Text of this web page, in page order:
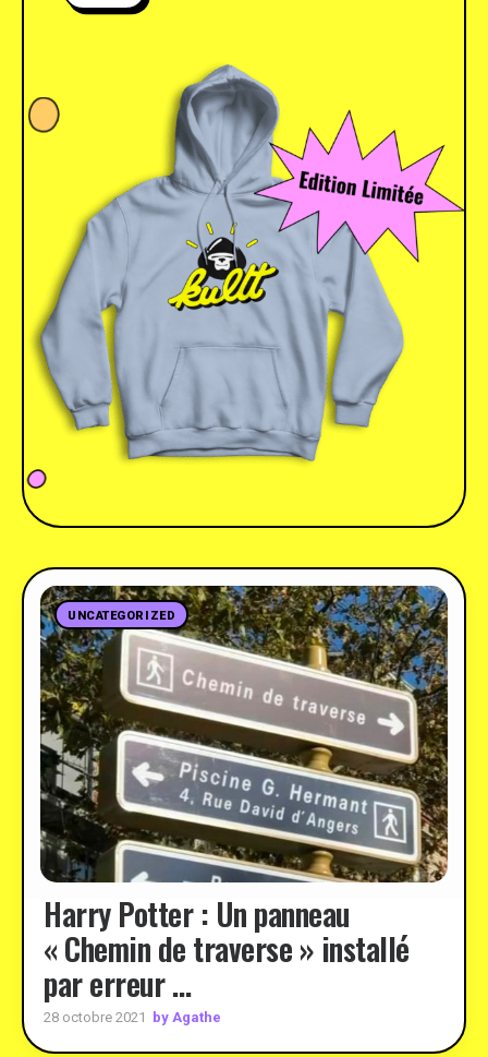
UNCATEGORIZED
Harry Potter : Un panneau
« Chemin de traverse » installé
par erreur …
28 octobre 2021 by Agathe